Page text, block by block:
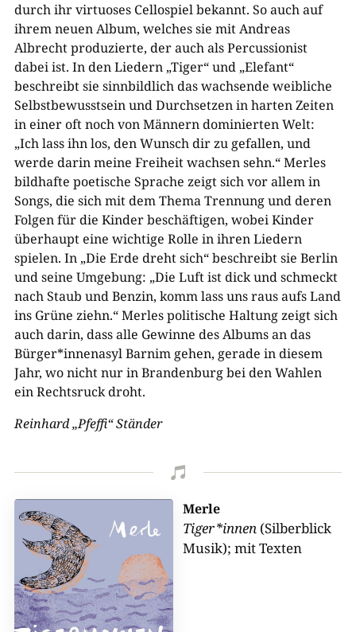
durch ihr virtuoses Cellospiel bekannt. So auch auf
ihrem neuen Album, welches sie mit Andreas
Albrecht produzierte, der auch als Percussionist
dabei ist. In den Liedern „Tiger“ und „Elefant“
beschreibt sie sinnbildlich das wachsende weibliche
Selbstbewusstsein und Durchsetzen in harten Zeiten
in einer oft noch von Männern dominierten Welt:
„Ich lass ihn los, den Wunsch dir zu gefallen, und
werde darin meine Freiheit wachsen sehn.“ Merles
bildhafte poetische Sprache zeigt sich vor allem in
Songs, die sich mit dem Thema Trennung und deren
Folgen für die Kinder beschäftigen, wobei Kinder
überhaupt eine wichtige Rolle in ihren Liedern
spielen. In „Die Erde dreht sich“ beschreibt sie Berlin
und seine Umgebung: „Die Luft ist dick und schmeckt
nach Staub und Benzin, komm lass uns raus aufs Land
ins Grüne ziehn.“ Merles politische Haltung zeigt sich
auch darin, dass alle Gewinne des Albums an das
Bürger*innenasyl Barnim gehen, gerade in diesem
Jahr, wo nicht nur in Brandenburg bei den Wahlen
ein Rechtsruck droht.
Reinhard „Pfeffi“ Ständer

Merle
Tiger*innen (Silberblick
Musik); mit Texten